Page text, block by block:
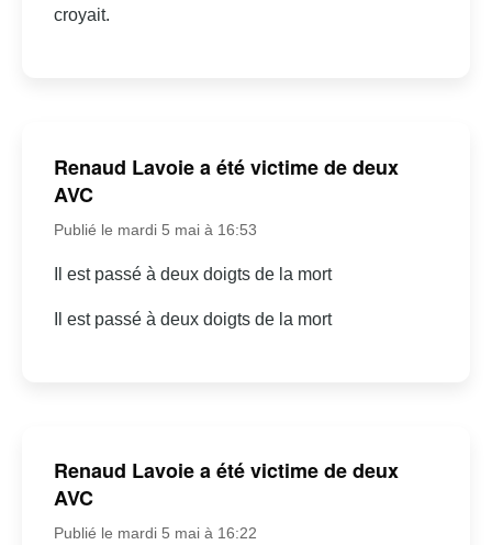
croyait.
Renaud Lavoie a été victime de deux
AVC
Publié le mardi 5 mai à 16:53
Il est passé à deux doigts de la mort
Il est passé à deux doigts de la mort
Renaud Lavoie a été victime de deux
AVC
Publié le mardi 5 mai à 16:22